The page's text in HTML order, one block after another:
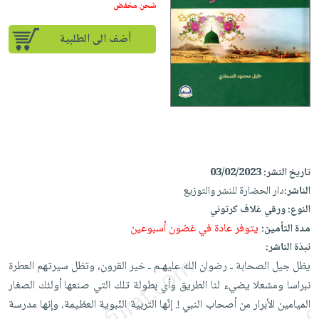
Ai
إختيارات
كتب
حدود
أسئلة
Android
تحميل
iKitab
على
Apple
أسئلة
يتكرر
طرحها
تحميل
على
masmu3
على
Apple
المواضيع
الأكثر
مبيعاً
تعليمية
جوائز
تعليمية
الصحة
جديد
أجهزة
العناية
الشخصية
العناية
وتصفيف
الشعر
العناية
بالجسم
المطبخ
والسفرة
جديد
الكل
أواني
الطهي
أدوات
متجر
الهدايا
أقسام
شحن مخفض
أضف الى الطلبية
تاريخ النشر:03/02/2023
الناشر:دار الحضارة للنشر والتوزيع
النوع:ورقي غلاف كرتوني
مدة التأمين:يتوفر عادة في غضون أسبوعين
نبذة الناشر:
يظل جيل الصحابة ـ رضوان الله عليهـم ـ خير القرون، وتظل سيرتهم العطرة
نبراسا ومشعلا يضيء لنا الطريق وأي بطولة تلك التي صنعها أولئك الصغار
الميامين الأبرار من أصحاب النبي !. إنّها التربية النّبوية العظيمة، وإنها مدرسة